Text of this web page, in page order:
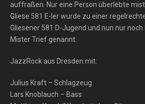
auffraßen. Nur eine Person überlebte
Gliese 581 E-ler wurde zu einer
Gliesener 581 D-Jugend und nun nur noch
Mister Trief genannt.
JazzRock aus Dresden mit:
Julius Kraft – Schlagzeug
Lars Knoblauch – Bass